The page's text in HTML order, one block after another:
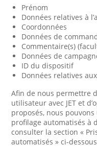
Prénom
Données relatives à
Coordonnées
Données de
Commentaire(s)
Données de
ID du dispositif
Données relatives
Afin de nous permettre
utilisateur avec JET et
proposés, nous
profilage automatisés à
consulter la section «
automatisés » ci-